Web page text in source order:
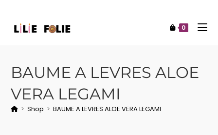
0
BAUME A LEVRES ALOE
VERA LEGAMI
> Shop > BAUME A LEVRES ALOE VERA LEGAMI